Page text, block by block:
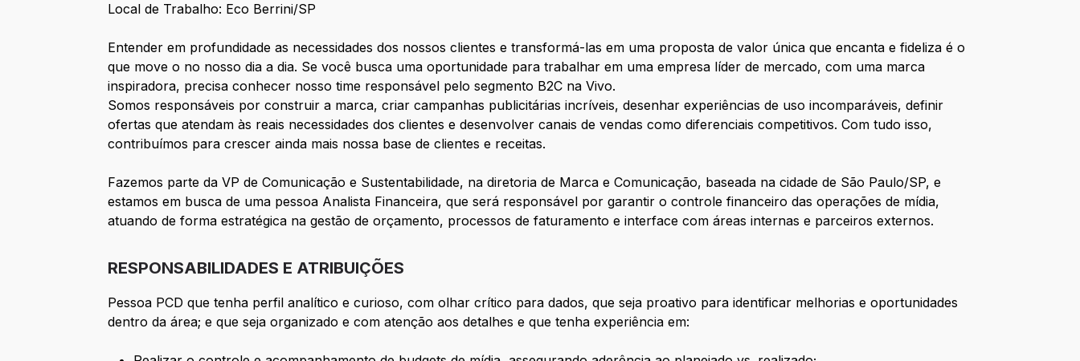
Local de Trabalho: Eco Berrini/SP
Entender em profundidade as necessidades dos nossos clientes e transformá-las em uma proposta de valor única que encanta e fideliza é o
que move o no nosso dia a dia. Se você busca uma oportunidade para trabalhar em uma empresa líder de mercado, com uma marca
inspiradora, precisa conhecer nosso time responsável pelo segmento B2C na Vivo.
Somos responsáveis por construir a marca, criar campanhas publicitárias incríveis, desenhar experiências de uso incomparáveis, definir
ofertas que atendam às reais necessidades dos clientes e desenvolver canais de vendas como diferenciais competitivos. Com tudo isso,
contribuímos para crescer ainda mais nossa base de clientes e receitas.
Fazemos parte da VP de Comunicação e Sustentabilidade, na diretoria de Marca e Comunicação, baseada na cidade de São Paulo/SP, e
estamos em busca de uma pessoa Analista Financeira, que será responsável por garantir o controle financeiro das operações de mídia,
atuando de forma estratégica na gestão de orçamento, processos de faturamento e interface com áreas internas e parceiros externos.
RESPONSABILIDADES E ATRIBUIÇÕES
Pessoa PCD que tenha perfil analítico e curioso, com olhar crítico para dados, que seja proativo para identificar melhorias e oportunidades
dentro da área; e que seja organizado e com atenção aos detalhes e que tenha experiência em: